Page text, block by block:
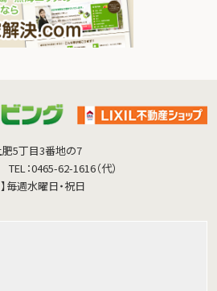
5丁目3番地の7
TEL：0465-62-1616（代）
毎週水曜日・祝日